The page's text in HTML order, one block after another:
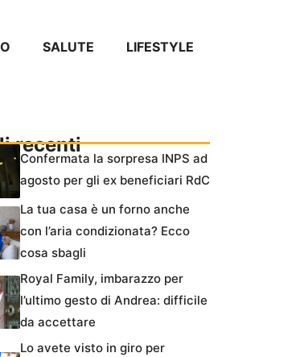
SALUTE LIFESTYLE
recenti
Confermata la sorpresa INPS ad
agosto per gli ex beneficiari RdC
La tua casa è un forno anche
con l’aria condizionata? Ecco
cosa sbagli
Royal Family, imbarazzo per
l’ultimo gesto di Andrea: difficile
da accettare
Lo avete visto in giro per